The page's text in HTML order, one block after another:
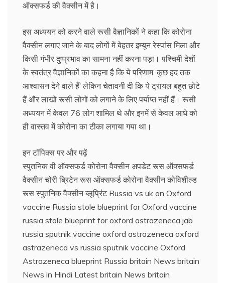
ऑक्‍सफर्ड की वैक्‍सीन में है।
इस अध्‍ययन को करने वाले रूसी वैज्ञानिकों ने कहा कि कोरोना
वैक्‍सीन लगाए जाने के बाद लोगों में बेहतर इम्‍यून रेस्‍पांस मिला और
किसी गंभीर दुष्‍प्रभाव का सामना नहीं करना पड़ा। पश्चिमी देशों
के स्‍वतंत्र वैज्ञानिकों का कहना है कि ये परिणाम ‘कुछ हद तक
आश्‍वासन देने वाले हैं’ लेकिन चेतावनी दी कि ये ट्रायल बहुत छोटे
हैं और लाखों रूसी लोगों को लगाने के लिए पर्याप्‍त नहीं हैं। रूसी
अध्‍ययन में केवल 76 लोग शामिल थे और इनमें से केवल आधे को
ही वास्‍तव में कोरोना का टीका लगाया गया था।
इन टॉपिक्स पर और पढ़ें
स्‍पुतनिक वी ऑक्‍सफर्ड कोरोना वैक्‍सीन अपडेट रूस ऑक्‍सफर्ड
वैक्‍सीन चोरी ब्रिटेन रूस ऑक्‍सफर्ड कोरोना वैक्‍सीन कोविशील्‍ड
रूस स्‍पुतनिक वैक्‍सीन ब्‍लूप्र‍िंंट Russia vs uk on Oxford
vaccine Russia stole blueprint for Oxford vaccine
russia stole blueprint for oxford astrazeneca jab
russia sputnik vaccine oxford astrazeneca oxford
astrazeneca vs russia sputnik vaccine Oxford
Astrazeneca blueprint Russia britain News britain
News in Hindi Latest britain News britain